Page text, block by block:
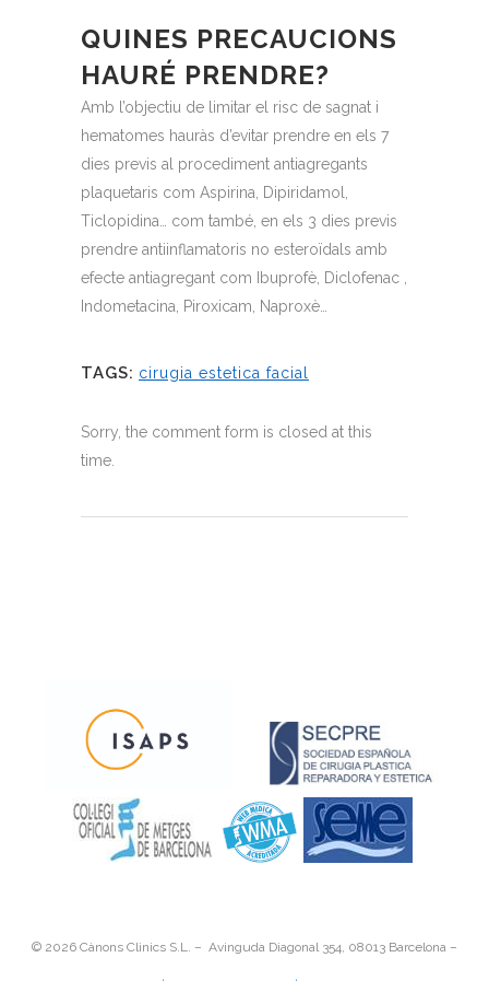
QUINES PRECAUCIONS
HAURÉ PRENDRE?
Amb l’objectiu de limitar el risc de sagnat i
hematomes hauràs d’evitar prendre en els 7
dies previs al procediment antiagregants
plaquetaris com Aspirina, Dipiridamol,
Ticlopidina… com també, en els 3 dies previs
prendre antiinflamatoris no esteroïdals amb
efecte antiagregant com Ibuprofè, Diclofenac ,
Indometacina, Piroxicam, Naproxè…
TAGS: cirugia estetica facial
Sorry, the comment form is closed at this
time.
© 2026 Cànons Clinics S.L. – Avinguda Diagonal 354, 08013 Barcelona –